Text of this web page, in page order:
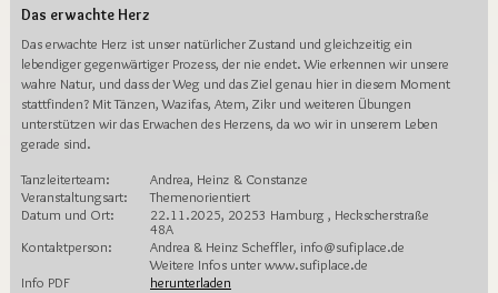
Das erwachte Herz
Das erwachte Herz ist unser natürlicher Zustand und gleichzeitig ein
lebendiger gegenwärtiger Prozess, der nie endet. Wie erkennen wir unsere
wahre Natur, und dass der Weg und das Ziel genau hier in diesem Moment
stattfinden? Mit Tänzen, Wazifas, Atem, Zikr und weiteren Übungen
unterstützen wir das Erwachen des Herzens, da wo wir in unserem Leben
gerade sind.
Tanzleiterteam:
Andrea, Heinz & Constanze
Veranstaltungsart:
Themenorientiert
Datum und Ort:
22.11.2025, 20253 Hamburg , Heckscherstraße
48A
Kontaktperson:
Andrea & Heinz Scheffler, info@sufiplace.de
Weitere Infos unter www.sufiplace.de
Info PDF
herunterladen